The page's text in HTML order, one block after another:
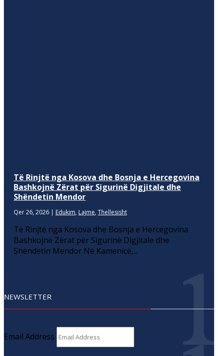
Të Rinjtë nga Kosova dhe Bosnja e Hercegovina
Bashkojnë Zërat për Sigurinë Digjitale dhe
Shëndetin Mendor
Qer 26, 2026 | Edukim, Lajme, Thellesisht
Të Rinjtë nga Kosova dhe Bosnja e Hercegovina
Bashkojnë Zërat për Sigurinë Digjitale dhe
Shëndetin Mendor Në Kamenicë,...
NEWSLETTER
Email Address